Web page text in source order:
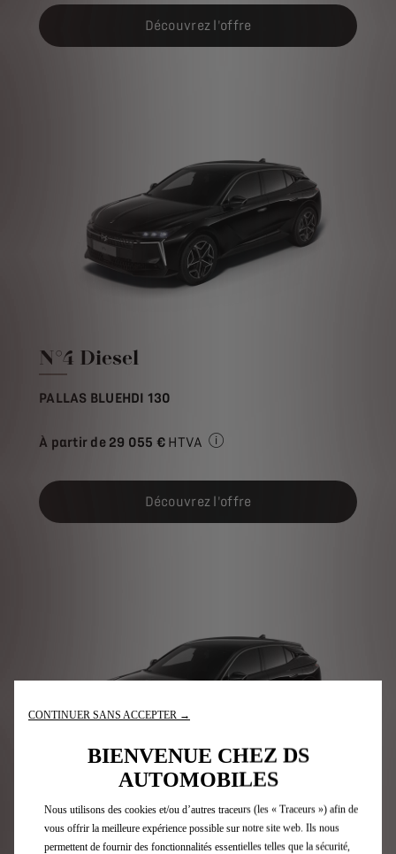
Découvrez l'offre
N°4 Diesel
PALLAS BLUEHDI 130
À partir de 29 055 € HTVA
Découvrez l'offre
N°4 E-Tense
CONTINUER SANS ACCEPTER →
BIENVENUE CHEZ DS
AUTOMOBILES
Nous utilisons des cookies et/ou d’autres traceurs (les « Traceurs ») afin de
vous offrir la meilleure expérience possible sur notre site web. Ils nous
permettent de fournir des fonctionnalités essentielles telles que la sécurité,